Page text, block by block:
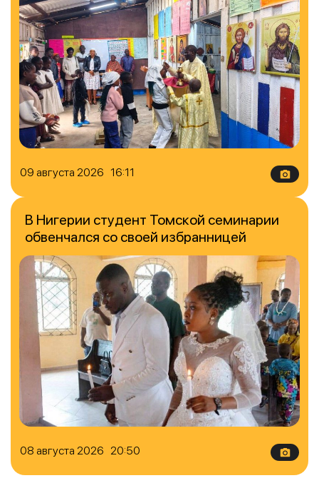
09 августа 2026 16:11
08 августа 2026 20:50
В Нигерии студент Томской семинарии
обвенчался со своей избранницей